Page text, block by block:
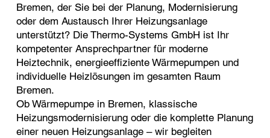
Bremen, der Sie bei der Planung, Modernisierung
oder dem Austausch Ihrer Heizungsanlage
unterstützt? Die Thermo-Systems GmbH ist Ihr
kompetenter Ansprechpartner für moderne
Heiztechnik, energieeffiziente Wärmepumpen und
individuelle Heizlösungen im gesamten Raum
Bremen.
Ob Wärmepumpe in Bremen, klassische
Heizungsmodernisierung oder die komplette Planung
einer neuen Heizungsanlage – wir begleiten